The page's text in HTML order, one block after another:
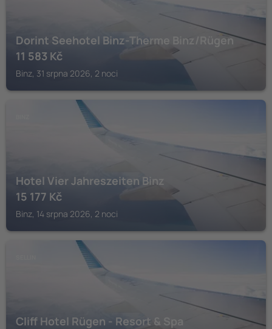
Dorint Seehotel Binz-Therme Binz/Rügen
11 583 Kč
Binz, 31 srpna 2026, 2 noci
Hotel Vier Jahreszeiten Binz
15 177 Kč
Binz, 14 srpna 2026, 2 noci
Cliff Hotel Rügen - Resort & Spa